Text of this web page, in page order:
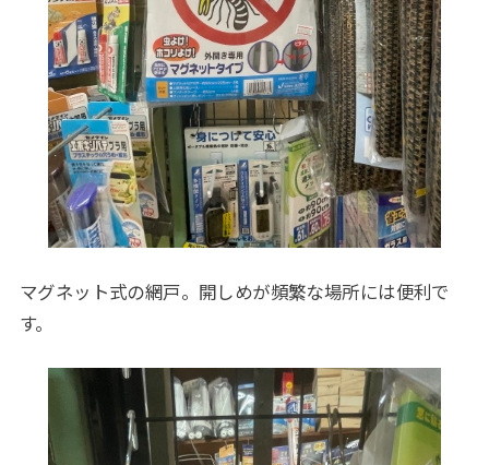
マグネット式の網戸。開しめが頻繁な場所には便利で
す。